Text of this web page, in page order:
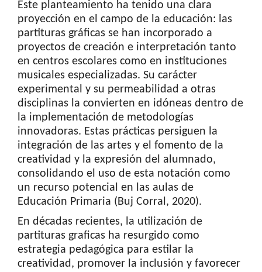
Este planteamiento ha tenido una clara
proyección en el campo de la educación: las
partituras gráficas se han incorporado a
proyectos de creación e interpretación tanto
en centros escolares como en instituciones
musicales especializadas. Su carácter
experimental y su permeabilidad a otras
disciplinas la convierten en idóneas dentro de
la implementación de metodologías
innovadoras. Estas prácticas persiguen la
integración de las artes y el fomento de la
creatividad y la expresión del alumnado,
consolidando el uso de esta notación como
un recurso potencial en las aulas de
Educación Primaria (Buj Corral, 2020).
En décadas recientes, la utilización de
partituras graficas ha resurgido como
estrategia pedagógica para estilar la
creatividad, promover la inclusión y favorecer